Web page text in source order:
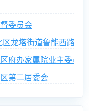
委员会
龙塔街道鲁能西路社
府办家属院业主委员会
第二居委会